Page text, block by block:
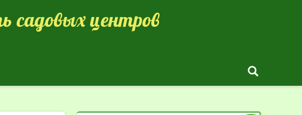
садовых центров